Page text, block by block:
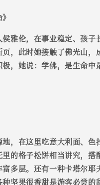
》
雅伦，在事业稳定、孩子
，此时她接触了佛光山，
，她说：学佛，是生命中
，在这里吃意大利面、色
的格子松饼相当讲究，搭
多层。还有一种卡塔尔耶
坚果很香甜是游客必尝的